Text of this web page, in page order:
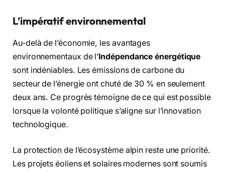
L’impératif environnemental
Au-delà de l’économie, les avantages
environnementaux de l’Indépendance énergétique
sont indéniables. Les émissions de carbone du
secteur de l’énergie ont chuté de 30 % en seulement
deux ans. Ce progrès témoigne de ce qui est possible
lorsque la volonté politique s’aligne sur l’innovation
technologique.
La protection de l’écosystème alpin reste une priorité.
Les projets éoliens et solaires modernes sont soumis